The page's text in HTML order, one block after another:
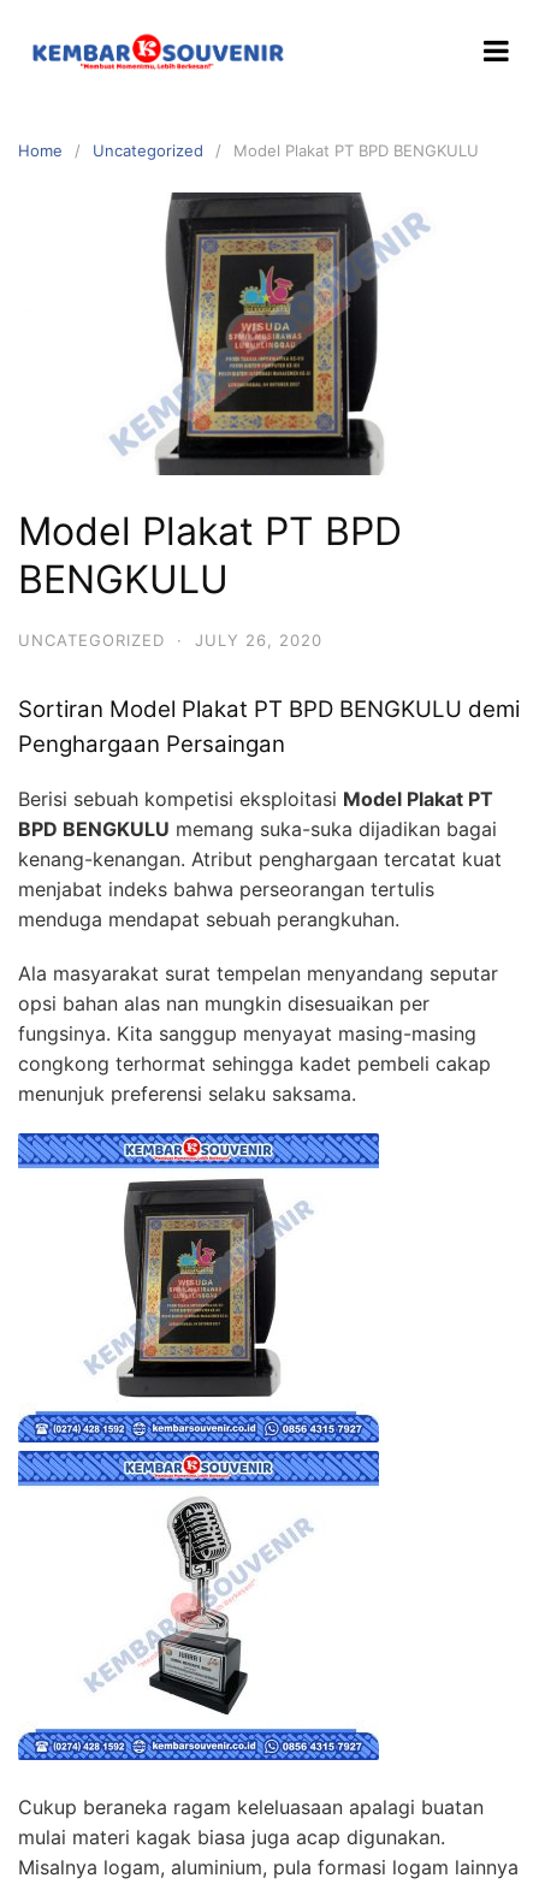
Home Uncategorized Model Plakat PT BPD BENGKULU
Model Plakat PT BPD
BENGKULU
UNCATEGORIZED · JULY 26, 2020
Sortiran Model Plakat PT BPD BENGKULU demi
Penghargaan Persaingan
Berisi sebuah kompetisi eksploitasi Model Plakat PT
BPD BENGKULU memang suka-suka dijadikan bagai
kenang-kenangan. Atribut penghargaan tercatat kuat
menjabat indeks bahwa perseorangan tertulis
menduga mendapat sebuah perangkuhan.
Ala masyarakat surat tempelan menyandang seputar
opsi bahan alas nan mungkin disesuaikan per
fungsinya. Kita sanggup menyayat masing-masing
congkong terhormat sehingga kadet pembeli cakap
menunjuk preferensi selaku saksama.
Cukup beraneka ragam keleluasaan apalagi buatan
mulai materi kagak biasa juga acap digunakan.
Misalnya logam, aluminium, pula formasi logam lainnya